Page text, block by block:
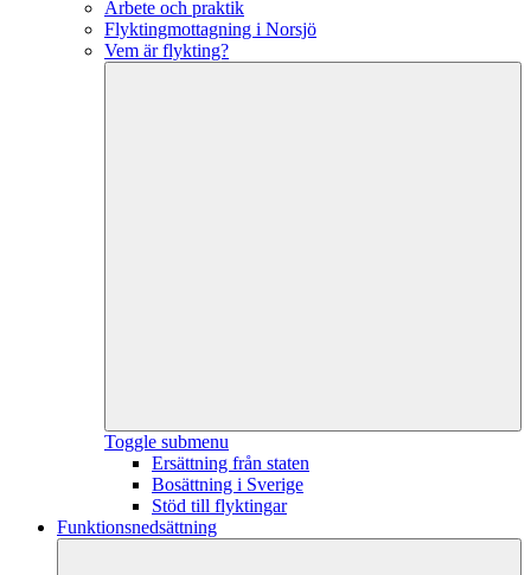
Arbete och praktik
Flyktingmottagning i Norsjö
Vem är flykting?
Toggle submenu
Ersättning från staten
Bosättning i Sverige
Stöd till flyktingar
Funktionsnedsättning